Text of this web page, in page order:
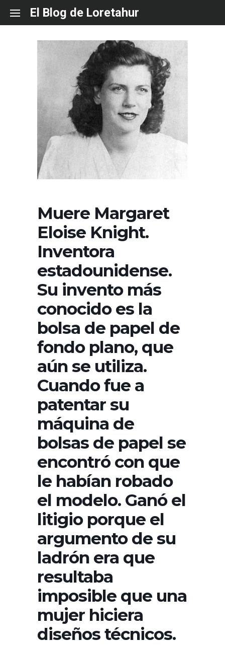
content
El Blog de Loretahur
Muere Margaret
Eloise Knight.
Inventora
estadounidense.
Su invento más
conocido es la
bolsa de papel de
fondo plano, que
aún se utiliza.
Cuando fue a
patentar su
máquina de
bolsas de papel se
encontró con que
le habían robado
el modelo. Ganó el
litigio porque el
argumento de su
ladrón era que
resultaba
imposible que una
mujer hiciera
diseños técnicos.